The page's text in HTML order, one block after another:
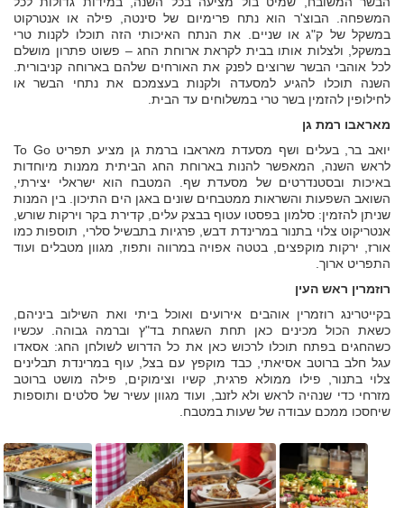
המשפחה. הבוצ'ר הוא נתח פרימיום של סינטה, פילה או אנטרקוט
במשקל של ק"ג או שניים. את הנתח האיכותי הזה תוכלו לקנות טרי
במשקל, ולצלות אותו בבית לקראת ארוחת החג – פשוט פתרון מושלם
לכל אוהבי הבשר שרוצים לפנק את האורחים שלהם בארוחה קניבורית.
השנה תוכלו להגיע למסעדה ולקנות בעצמכם את נתחי הבשר או
לחילופין להזמין בשר טרי במשלוחים עד הבית.
מאראבו רמת גן
יואב בר, בעלים ושף מסעדת מאראבו ברמת גן מציע תפריט To Go
לראש השנה, המאפשר להנות בארוחת החג הביתית ממנות מיוחדות
באיכות ובסטנדרטים של מסעדת שף. המטבח הוא ישראלי יצירתי,
השואב השפעות והשראות ממטבחים שונים באגן הים התיכון. בין המנות
שניתן להזמין: סלמון בפסטו עטוף בבצק עלים, קדירת בקר וירקות שורש,
אנטריקוט צלוי בתנור במרינדת דבש, פרגיות בתבשיל סלרי, תוספות כמו
אורז, ירקות מוקפצים, בטטה אפויה במרווה ותפוז, מגוון מטבלים ועוד
התפריט ארוך.
רוזמרין ראש העין
בקייטרינג רוזמרין אוהבים אירועים ואוכל ביתי ואת השילוב ביניהם,
כשאת הכול מכינים כאן תחת השגחת בד"ץ וברמה גבוהה. עכשיו
כשהחגים בפתח תוכלו לרכוש כאן את כל הדרוש לשולחן החג: אסאדו
עגל חלב ברוטב אסיאתי, כבד מוקפץ עם בצל, עוף במרינדת תבלינים
צלוי בתנור, פילו ממולא פרגית, קשיו וצימוקים, פילה מושט ברוטב
מזרחי כדי שנהיה לראש ולא לזנב, ועוד מגוון עשיר של סלטים ותוספות
שיחסכו ממכם עבודה של שעות במטבח.